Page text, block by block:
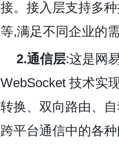
接。接入层支持多
等,满足不同企业的需
2.通信层:这是网
WebSocket 技术实
转换、双向路由、
跨平台通信中的各